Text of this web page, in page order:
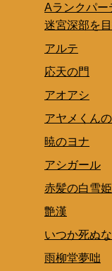
Aランクパー
迷宮深部を
アルテ
応天の門
アオアシ
アヤメくん
暁のヨナ
アシガール
赤髪の白雪姫
艶漢
いつか死ぬ
雨柳堂夢咄